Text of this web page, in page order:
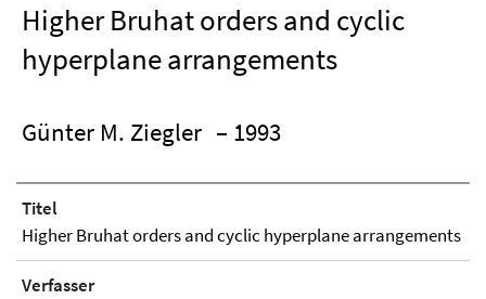
Higher Bruhat orders and cyclic
hyperplane arrangements
Günter M. Ziegler – 1993
Titel
Higher Bruhat orders and cyclic hyperplane arrangements
Verfasser